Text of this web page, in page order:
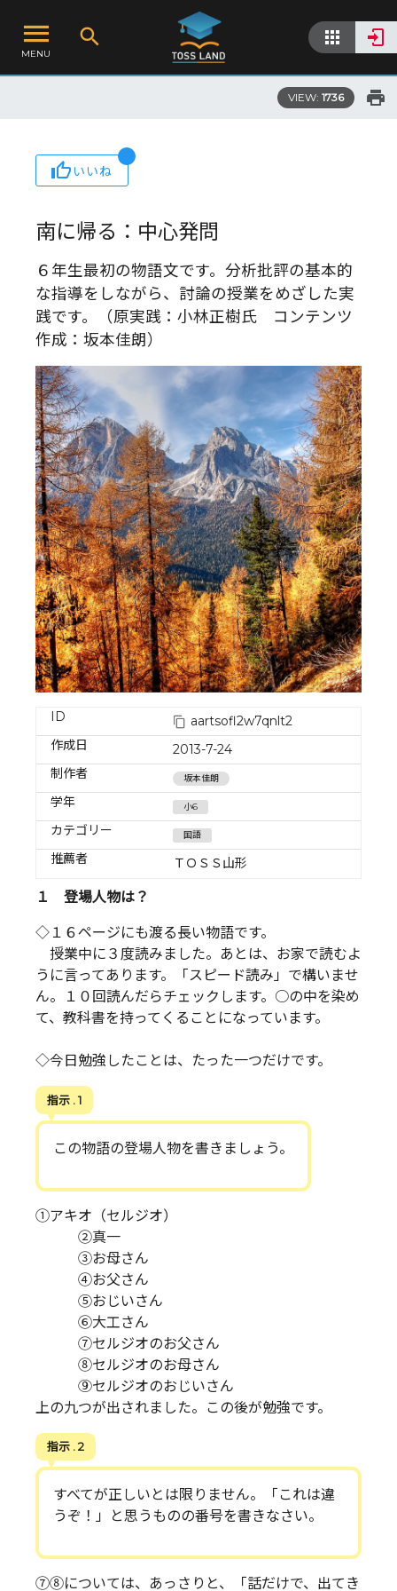
MENU
VIEW: 1736
いいね
南に帰る：中心発問
６年生最初の物語文です。分析批評の基本的
な指導をしながら、討論の授業をめざした実
践です。（原実践：小林正樹氏 コンテンツ
作成：坂本佳朗）
ID
aartsofl2w7qnlt2
作成日
2013-7-24
制作者
坂本佳朗
学年 小6
カテゴリー 国語
推薦者 ＴＯＳＳ山形
１ 登場人物は？
◇１６ページにも渡る長い物語です。
授業中に３度読みました。あとは、お家で読むよ
うに言ってあります。「スピード読み」で構いませ
ん。１０回読んだらチェックします。○の中を染め
て、教科書を持ってくることになっています。
◇今日勉強したことは、たった一つだけです。
指示 . 1
この物語の登場人物を書きましょう。
①アキオ（セルジオ）
②真一
③お母さん
④お父さん
⑤おじいさん
⑥大工さん
⑦セルジオのお父さん
⑧セルジオのお母さん
⑨セルジオのおじいさん
上の九つが出されました。この後が勉強です。
指示 . 2
すべてが正しいとは限りません。「これは違
うぞ！」と思うものの番号を書きなさい。
⑦⑧については、あっさりと、「話だけで、出てき